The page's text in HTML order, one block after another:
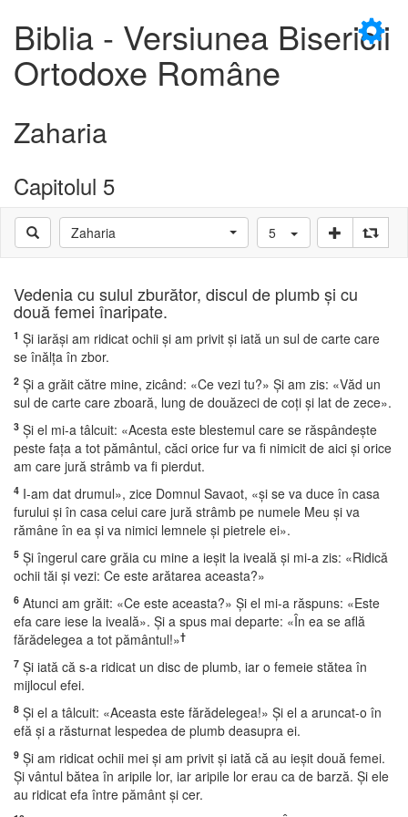
×
Biblia - Versiunea Bisericii
Ortodoxe Române
Zaharia
Capitolul 5
Zaharia 5
Vedenia cu sulul zburător, discul de plumb şi cu
două femei înaripate.
1 Şi iarăşi am ridicat ochii şi am privit şi iată un sul de carte care
se înălţa în zbor.
2 Şi a grăit către mine, zicând: «Ce vezi tu?» Şi am zis: «Văd un
sul de carte care zboară, lung de douăzeci de coţi şi lat de zece».
3 Şi el mi-a tâlcuit: «Acesta este blestemul care se răspândeşte
peste faţa a tot pământul, căci orice fur va fi nimicit de aici şi orice
am care jură strâmb va fi pierdut.
4 I-am dat drumul», zice Domnul Savaot, «şi se va duce în casa
furului şi în casa celui care jură strâmb pe numele Meu şi va
rămâne în ea şi va nimici lemnele şi pietrele ei».
5 Şi îngerul care grăia cu mine a ieşit la iveală şi mi-a zis: «Ridică
ochii tăi şi vezi: Ce este arătarea aceasta?»
6 Atunci am grăit: «Ce este aceasta?» Şi el mi-a răspuns: «Este
efa care iese la iveală». Şi a spus mai departe: «În ea se află
fărădelegea a tot pământul!»†
7 Şi iată că s-a ridicat un disc de plumb, iar o femeie stătea în
mijlocul efei.
8 Şi el a tâlcuit: «Aceasta este fărădelegea!» Şi el a aruncat-o în
efă şi a răsturnat lespedea de plumb deasupra ei.
9 Şi am ridicat ochii mei şi am privit şi iată că au ieşit două femei.
Şi vântul bătea în aripile lor, iar aripile lor erau ca de barză. Şi ele
au ridicat efa între pământ şi cer.